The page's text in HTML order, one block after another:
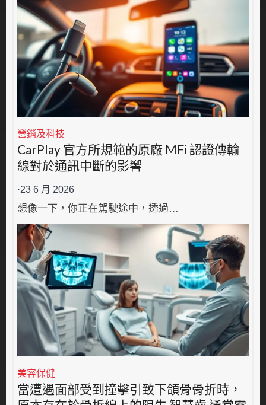
營銷及科技
CarPlay 官方所規範的原廠 MFi 認證傳輸
線對於通訊中斷的影響
·23 6 月 2026
想像一下，你正在駕駛途中，透過…
美容保健
當遭遇面部受到撞擊引致下頜骨骨折時，